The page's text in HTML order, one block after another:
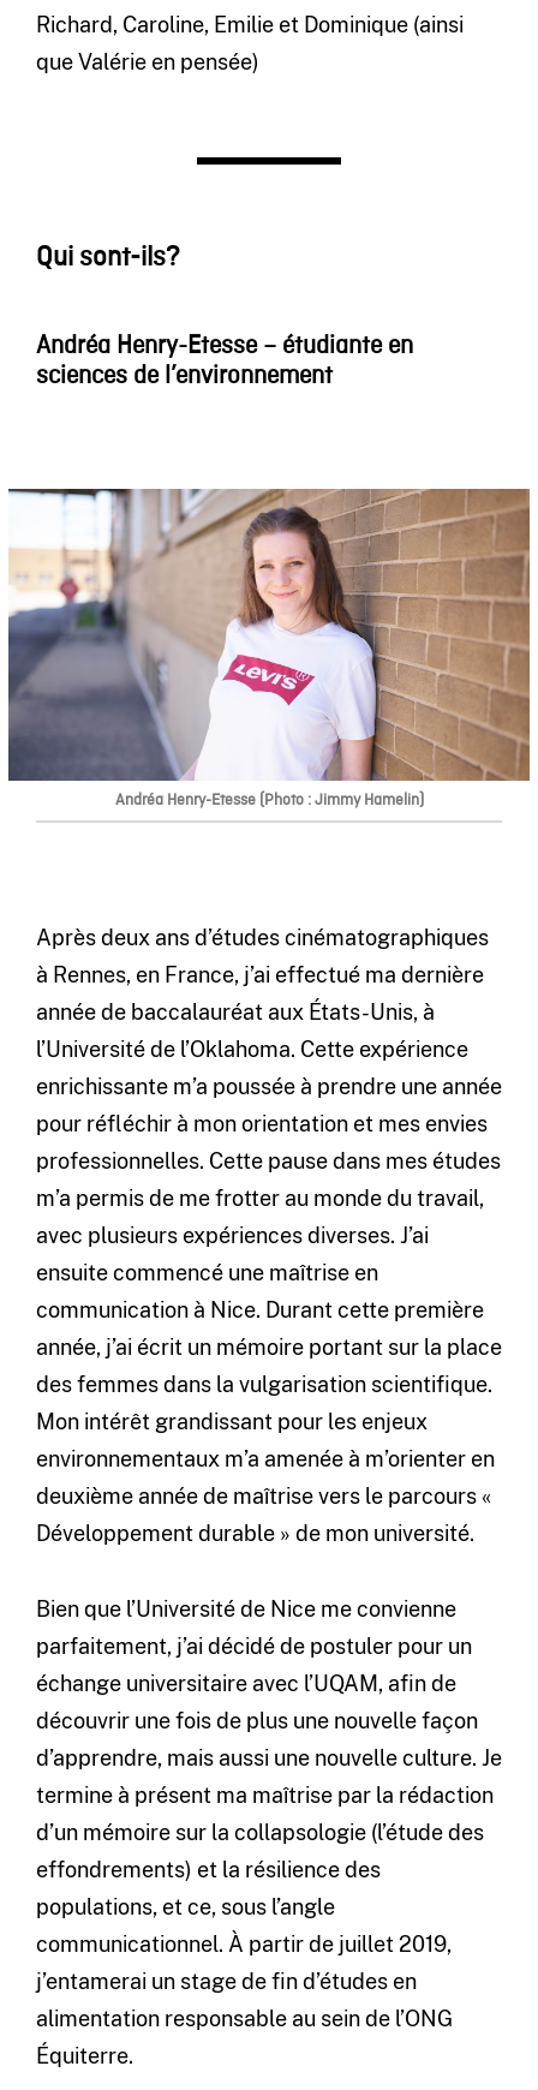
Richard, Caroline, Emilie et Dominique (ainsi
que Valérie en pensée)
Qui sont-ils?
Andréa Henry-Etesse – étudiante en
sciences de l’environnement
Andréa Henry-Etesse (Photo : Jimmy Hamelin)
Après deux ans d’études cinématographiques
à Rennes, en France, j’ai effectué ma dernière
année de baccalauréat aux États-Unis, à
l’Université de l’Oklahoma. Cette expérience
enrichissante m’a poussée à prendre une année
pour réfléchir à mon orientation et mes envies
professionnelles. Cette pause dans mes études
m’a permis de me frotter au monde du travail,
avec plusieurs expériences diverses. J’ai
ensuite commencé une maîtrise en
communication à Nice. Durant cette première
année, j’ai écrit un mémoire portant sur la place
des femmes dans la vulgarisation scientifique.
Mon intérêt grandissant pour les enjeux
environnementaux m’a amenée à m’orienter en
deuxième année de maîtrise vers le parcours «
Développement durable » de mon université.
Bien que l’Université de Nice me convienne
parfaitement, j’ai décidé de postuler pour un
échange universitaire avec l’UQAM, afin de
découvrir une fois de plus une nouvelle façon
d’apprendre, mais aussi une nouvelle culture. Je
termine à présent ma maîtrise par la rédaction
d’un mémoire sur la collapsologie (l’étude des
effondrements) et la résilience des
populations, et ce, sous l’angle
communicationnel. À partir de juillet 2019,
j’entamerai un stage de fin d’études en
alimentation responsable au sein de l’ONG
Équiterre.